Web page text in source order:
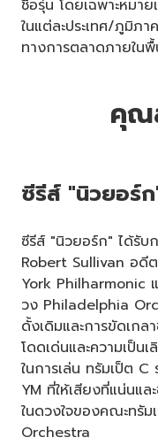
ชื่อรุ่น โดยเฉพาะหมา
ในแต่ละประเทศ/ภูมิภ
ทางการตลาดภายใน
คุณ
ซีรีส์ "นิวยอร์
ซีรีส์ "นิวยอร์ก" ได้รับ
Robert Sullivan อดี
York Philharmonic
วง Philadelphia
ดั้งเดิมและการขัดเก
โดดเด่นและความเป็น
ในการเล่น ทรัมเป็ต
YM ที่ให้เสียงที่แน่นแ
ในดวงใจของคณะทรั
Orchestra